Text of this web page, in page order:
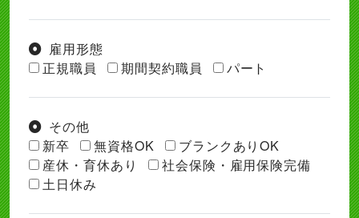
雇用形態
正規職員
期間契約職員 パート
その他
新卒
無資格OK
ブランクありOK
産休・育休あり
社会保険・雇用保険完備
土日休み